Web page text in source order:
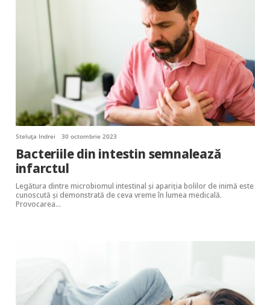
Steluța Indrei 30 octombrie 2023
Bacteriile din intestin semnalează
infarctul
Legătura dintre microbiomul intestinal și apariția bolilor de inimă este
cunoscută și demonstrată de ceva vreme în lumea medicală.
Provocarea…